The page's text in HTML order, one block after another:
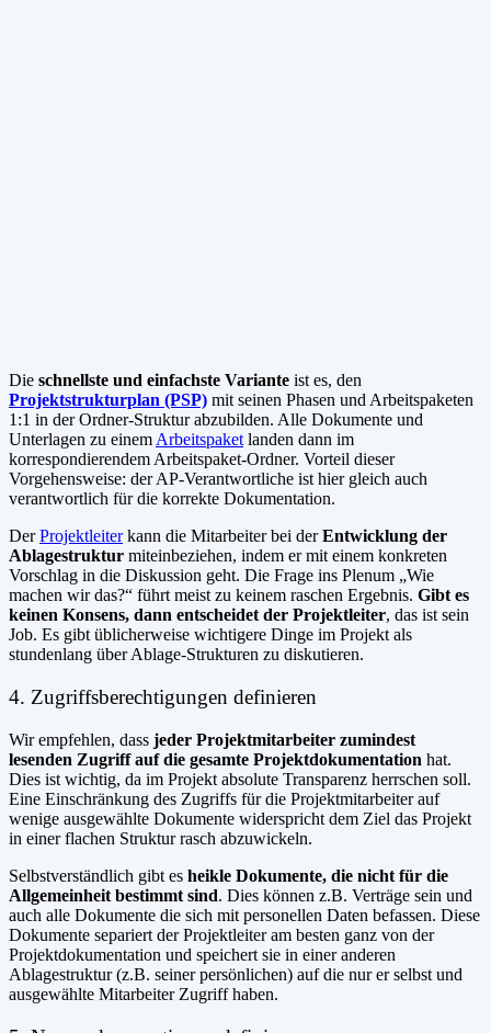
Die schnellste und einfachste Variante ist es, den
Projektstrukturplan (PSP) mit seinen Phasen und Arbeitspaketen
1:1 in der Ordner-Struktur abzubilden. Alle Dokumente und
Unterlagen zu einemArbeitspaketlanden dann im
korrespondierendem Arbeitspaket-Ordner. Vorteil dieser
Vorgehensweise: der AP-Verantwortliche ist hier gleich auch
verantwortlich für die korrekte Dokumentation.
DerProjektleiterkann die Mitarbeiter bei derEntwicklung der
Ablagestruktur miteinbeziehen, indem er mit einem konkreten
Vorschlag in die Diskussion geht. Die Frage ins Plenum „Wie
machen wir das?“ führt meist zu keinem raschen Ergebnis. Gibt es
keinen Konsens, dann entscheidet der Projektleiter, das ist sein
Job. Es gibt üblicherweise wichtigere Dinge im Projekt als
stundenlang über Ablage-Strukturen zu diskutieren.
4. Zugriffsberechtigungen definieren
Wir empfehlen, dass jeder Projektmitarbeiter zumindest
lesenden Zugriff auf die gesamte Projektdokumentation hat.
Dies ist wichtig, da im Projekt absolute Transparenz herrschen soll.
Eine Einschränkung des Zugriffs für die Projektmitarbeiter auf
wenige ausgewählte Dokumente widerspricht dem Ziel das Projekt
in einer flachen Struktur rasch abzuwickeln.
Selbstverständlich gibt es heikle Dokumente, die nicht für die
Allgemeinheit bestimmt sind. Dies können z.B. Verträge sein und
auch alle Dokumente die sich mit personellen Daten befassen. Diese
Dokumente separiert der Projektleiter am besten ganz von der
Projektdokumentation und speichert sie in einer anderen
Ablagestruktur (z.B. seiner persönlichen) auf die nur er selbst und
ausgewählte Mitarbeiter Zugriff haben.